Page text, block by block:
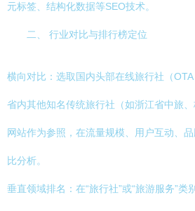
元标签、结构化数据等SEO技术。
二、 行业对比与排行榜定位
横向对比：选取国内头部在线旅行社（
省内其他知名传统旅行社（如浙江省中旅
网站作为参照，在流量规模、用户互动、
比分析。
垂直领域排名：在“旅行社”或“旅游服务”类